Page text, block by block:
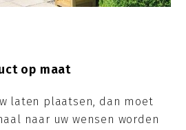
op maat
laten plaatsen, dan moet
naar uw wensen worden